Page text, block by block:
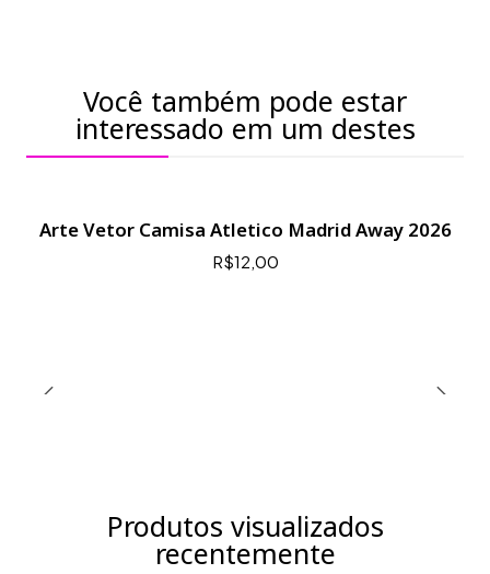
Você também pode estar
interessado em um destes
Arte Vetor Camisa Atletico Madrid Away 2026
R$12,00
Produtos visualizados
recentemente